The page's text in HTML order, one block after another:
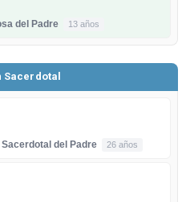
del Padre
13 años
del Padre
26 años